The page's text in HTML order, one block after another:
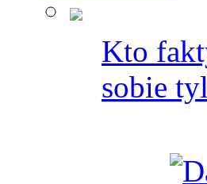
Kto
sobie